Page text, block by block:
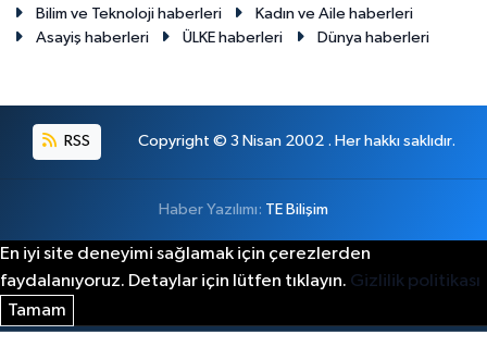
Bilim ve Teknoloji haberleri
Kadın ve Aile haberleri
Asayiş haberleri
ÜLKE haberleri Dünya haberleri
RSS Copyright © 3 Nisan 2002 . Her hakkı saklıdır.
Haber Yazılımı: TE Bilişim
En iyi site deneyimi sağlamak için çerezlerden
faydalanıyoruz. Detaylar için lütfen tıklayın. Gizlilik politikası
Tamam